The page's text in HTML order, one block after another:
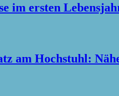
im ersten
am Hochstuhl: